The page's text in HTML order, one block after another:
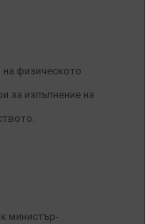
физическото
за изпълнение на
министър-